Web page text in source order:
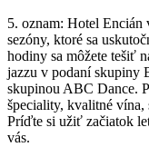
5. oznam: Hotel Encián
sezóny, ktoré sa
hodiny sa môžete tešiť
jazzu v podaní skupiny
skupinou ABC Dance.
špeciality, kvalitné vína,
Príďte si užiť začiatok
vás.